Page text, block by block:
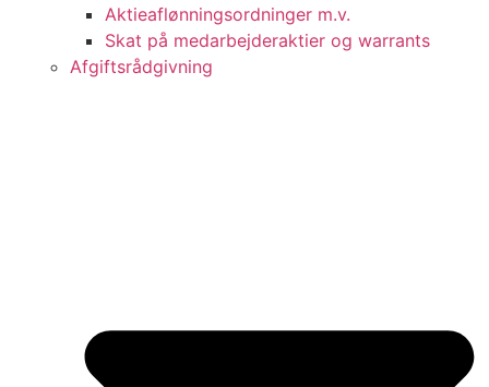
Aktieaflønningsordninger m.v.
Skat på medarbejderaktier og warrants
Afgiftsrådgivning